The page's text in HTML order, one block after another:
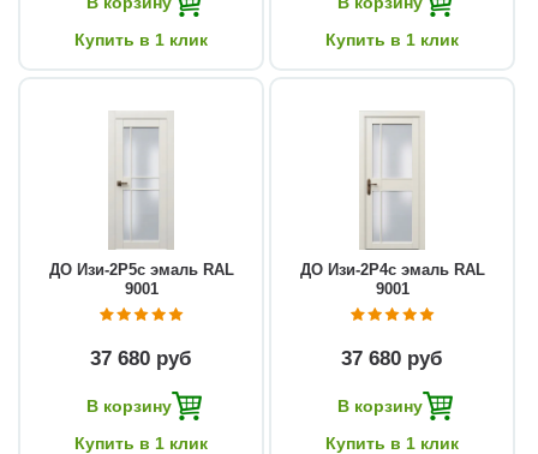
Купить в 1 клик
Купить в 1 клик
ДО Изи-2Р5с эмаль RAL
9001
37 680 руб
В корзину
Купить в 1 клик
ДО Изи-2Р4с эмаль RAL
9001
37 680 руб
В корзину
Купить в 1 клик